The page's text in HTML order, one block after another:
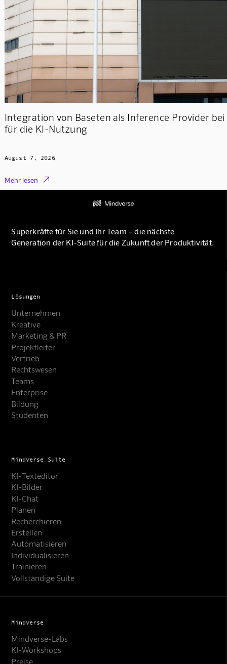
Integration von Baseten als Inference Provider
für die KI-Nutzung
August 7, 2026
Mehr lesen 
Superkräfte für Sie und Ihr Team – die nächste
Generation der KI-Suite für die Zukunft der Produktivität.
Lösungen
Unternehmen
Kreative
Marketing & PR
Projektleiter
Vertrieb
Rechtswesen
Teams
Enterprise
Bildung
Studenten
Mindverse Suite
KI-Texteditor
KI-Bilder
KI-Chat
Planen
Recherchieren
Erstellen
Automatisieren
Individualisieren
Trainieren
Vollständige Suite
Mindverse
Mindverse-Labs
KI-Workshops
Preise